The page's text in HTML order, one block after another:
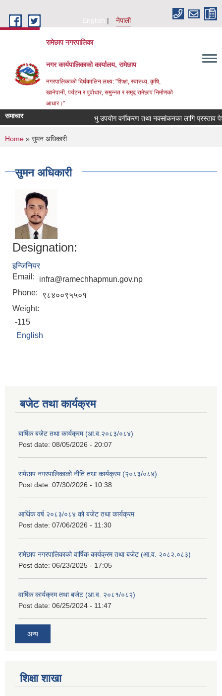
English
नेपाली
रामेछाप नगरपालिका
नगर कार्यपालिकाको कार्यालय, रामेछाप
नगरपालिकाको दिर्घकालिन लक्ष्य: "शिक्षा, स्वास्थ्य, कृषि,
खानेपानी, पर्यटन र पुर्वाधार, समुन्नत र समृद्व रामेछाप निर्माणको
आधार।"
समाचार भु उपयोग वर्गीकरण तथा नक्सांकनका लागि प्रस्ताव पेश
You are here
Home » सुमन अधिकारी
सुमन अधिकारी
Designation:
इन्जिनियर
Email:
infra@ramechhapmun.gov.np
Phone:
९८४००९५५०१
Weight:
-115
English
बजेट तथा कार्यक्रम
बार्षिक बजेट तथा कार्यक्रम (आ.व.२०८३/०८४)
Post date: 08/05/2026 - 20:07
रामेछाप नगरपालिकाको नीति तथा कार्यक्रम (२०८३/०८४)
Post date: 07/30/2026 - 10:38
आर्थिक वर्ष २०८३/०८४ को बजेट तथा कार्यक्रम
Post date: 07/06/2026 - 11:30
रामेछाप नगरपालिकाको वार्षिक कार्यक्रम तथा बजेट (आ.व. २०८२.०८३)
Post date: 06/23/2025 - 17:05
वार्षिक कार्यक्रम तथा बजेट (आ.व. २०८१/०८२)
Post date: 06/25/2024 - 11:47
अन्य
शिक्षा शाखा